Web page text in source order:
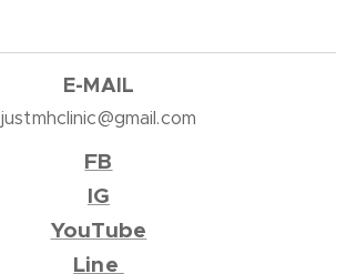
E-MAIL
justmhclinic@gmail.com
FB
IG
YouTube
Line